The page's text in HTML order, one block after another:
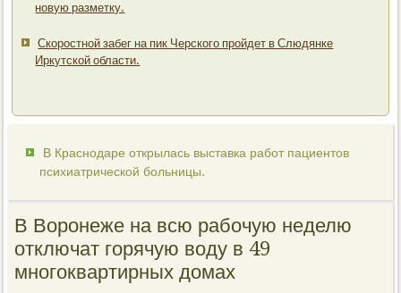
новую разметку.
Скоростной забег на пик Черского пройдет в Слюдянке
Иркутской области.
В Краснодаре открылась выставка работ пациентов
психиатрической больницы.
В Воронеже на всю рабочую неделю
отключат горячую воду в 49
многоквартирных домах